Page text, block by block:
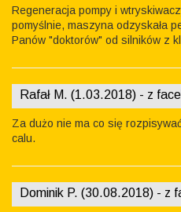
Regeneracja pompy i
pomyślnie, maszyna odzyskała
Panów "doktorów" od silników z
Rafał M. (1.03.2018) - z
Za dużo nie ma co się
calu.
Dominik P. (30.08.2018) - z